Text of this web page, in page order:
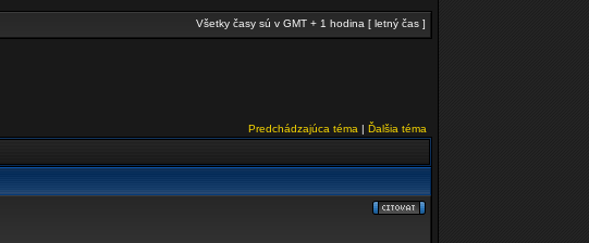
Všetky časy sú v GMT + 1 hodina [ letný čas ]
Predchádzajúca téma | Ďalšia téma